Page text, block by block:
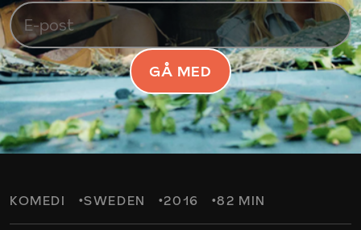
GÅ MED
KOMEDI SWEDEN 2016 82 MIN